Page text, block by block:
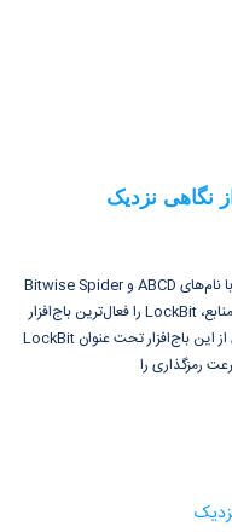
از زمان پیدایش اولین نسخه از باج‌افزار LockBit که با نام‌های ABCD و Bitwise Spider
نیز شناخته می‌شود حدود سه سال می‌گذرد. بسیاری منابع، LockBit را فعال‌ترین باج‌افزار
چند ماه اخیر می‌دانند. در تابستان 1400 نسل جدیدی از این باج‌افزار تحت عنوان LockBit